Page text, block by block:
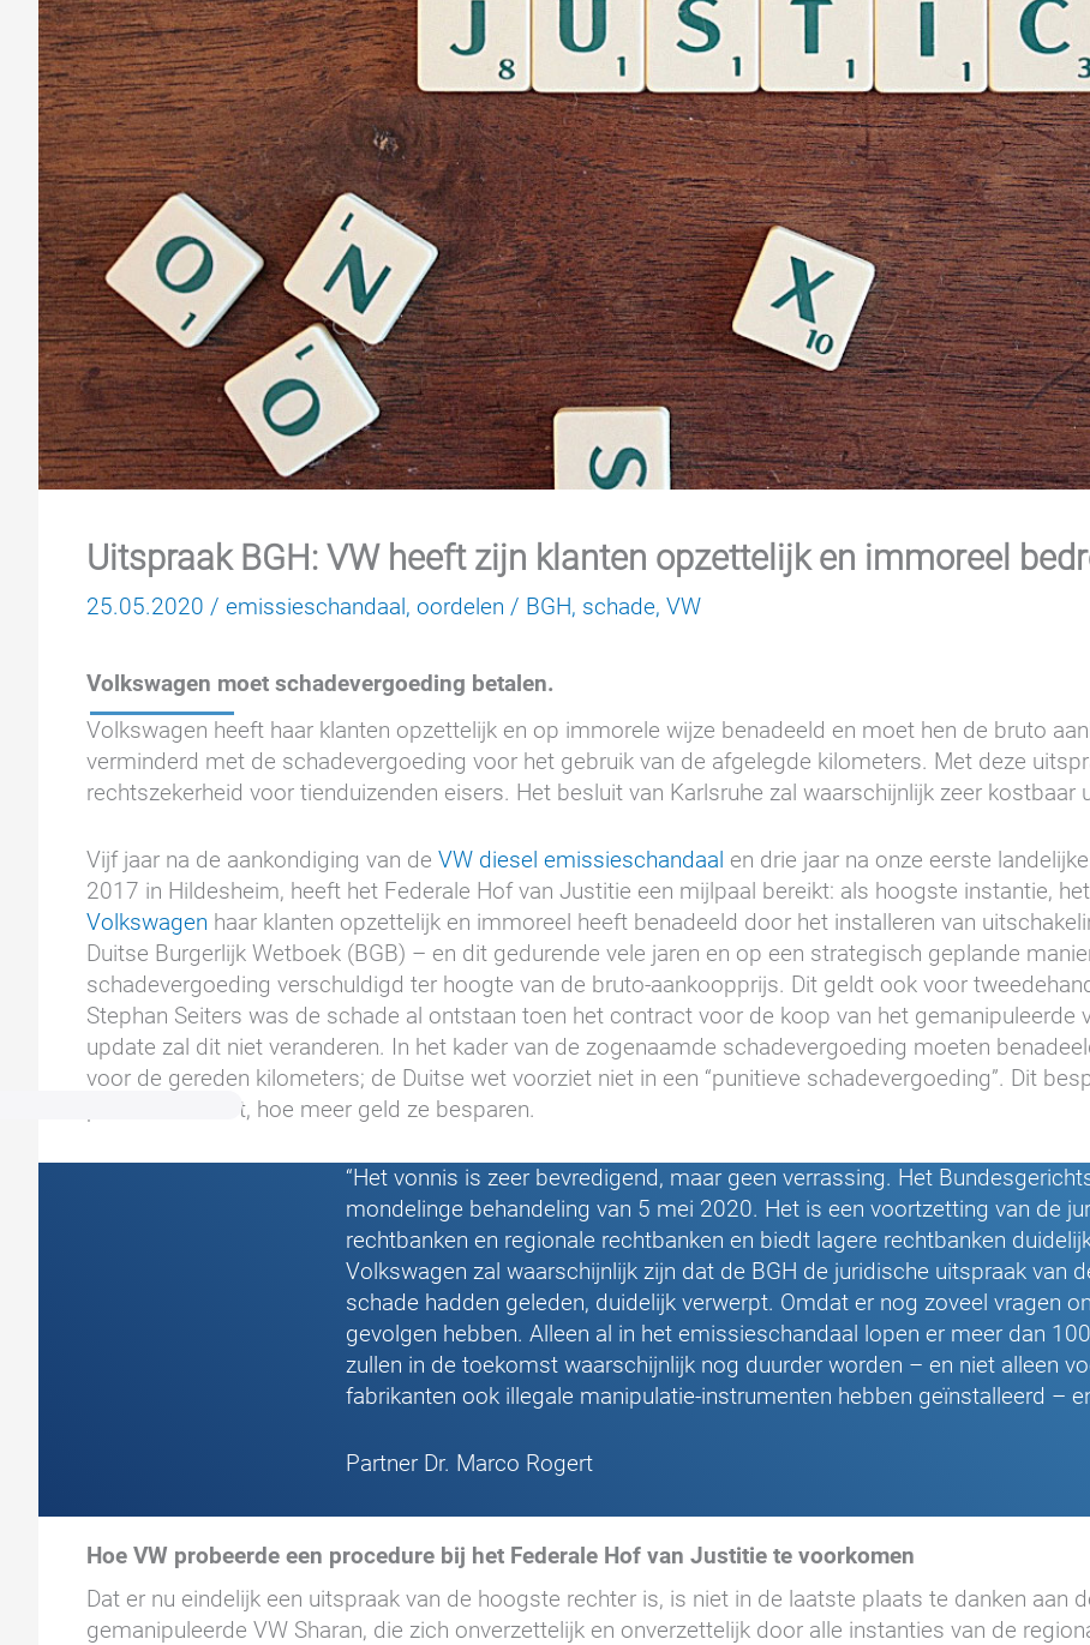
Uitspraak BGH: VW heeft zijn klanten opzettelijk en immoreel
25.05.2020 / emissieschandaal, oordelen / BGH, schade, VW
Volkswagen moet schadevergoeding betalen.
Volkswagen heeft haar klanten opzettelijk en op immorele wijze benadeeld en moet hen de bruto
verminderd met de schadevergoeding voor het gebruik van de afgelegde kilometers. Met deze
rechtszekerheid voor tienduizenden eisers. Het besluit van Karlsruhe zal waarschijnlijk zeer kostbaar
Vijf jaar na de aankondiging van de VW diesel emissieschandaal en drie jaar na onze eerste
2017 in Hildesheim, heeft het Federale Hof van Justitie een mijlpaal bereikt: als hoogste instantie,
Volkswagen haar klanten opzettelijk en immoreel heeft benadeeld door het installeren van
Duitse Burgerlijk Wetboek (BGB) – en dit gedurende vele jaren en op een strategisch geplande
schadevergoeding verschuldigd ter hoogte van de bruto-aankoopprijs. Dit geldt ook voor
Stephan Seiters was de schade al ontstaan toen het contract voor de koop van het gemanipuleerde
update zal dit niet veranderen. In het kader van de zogenaamde schadevergoeding moeten
voor de gereden kilometers; de Duitse wet voorziet niet in een “punitieve schadevergoeding”. Dit
procedure duurt, hoe meer geld ze besparen.
“Het vonnis is zeer bevredigend, maar geen verrassing. Het
mondelinge behandeling van 5 mei 2020. Het is een voortzetting van de
rechtbanken en regionale rechtbanken en biedt lagere rechtbanken
Volkswagen zal waarschijnlijk zijn dat de BGH de juridische uitspraak van
schade hadden geleden, duidelijk verwerpt. Omdat er nog zoveel vragen
gevolgen hebben. Alleen al in het emissieschandaal lopen er meer dan
zullen in de toekomst waarschijnlijk nog duurder worden – en niet alleen
fabrikanten ook illegale manipulatie-instrumenten hebben geïnstalleerd –
Partner Dr. Marco Rogert
Hoe VW probeerde een procedure bij het Federale Hof van Justitie te voorkomen
Dat er nu eindelijk een uitspraak van de hoogste rechter is, is niet in de laatste plaats te danken aan
gemanipuleerde VW Sharan, die zich onverzettelijk en onverzettelijk door alle instanties van de